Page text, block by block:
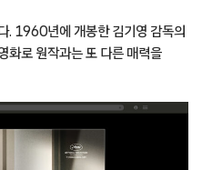
. 1960년에 개봉한 김기영 감독의
화로 원작과는 또 다른 매력을